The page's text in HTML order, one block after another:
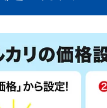
る
る